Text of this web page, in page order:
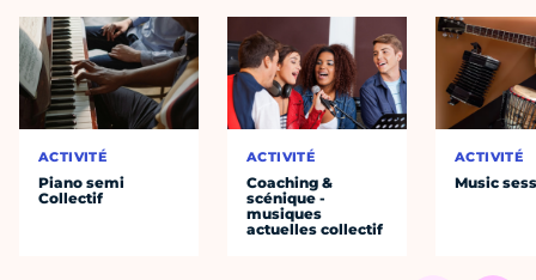
ACTIVITÉ
Piano semi
Collectif
ACTIVITÉ
Coaching &
scénique -
musiques
actuelles collectif
ACTIVITÉ
Music